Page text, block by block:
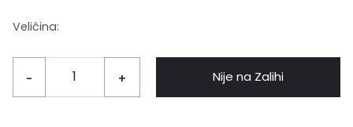
Veličina:
- + Nije na Zalihi